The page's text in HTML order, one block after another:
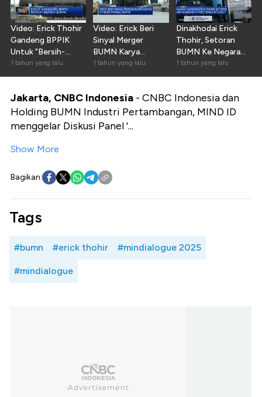
Video: Erick Thohir
Gandeng BPPIK
Untuk "Bersih-
Bersih" BUMN
1 tahun yang lalu
Video: Erick Beri
Sinyal Merger
BUMN Karya
Diteken Minggu
Depan
1 tahun yang lalu
Dinakhodai Erick
Thohir, Setoran
BUMN Ke Negara
Nyaris Rp2.000
Triliun
1 tahun yang lalu
Jakarta, CNBC Indonesia - CNBC Indonesia dan
Holding BUMN Industri Pertambangan, MIND ID
menggelar Diskusi Panel '...
Show More
Bagikan:
Tags
#bumn #erick thohir #mindialogue 2025
#mindialogue